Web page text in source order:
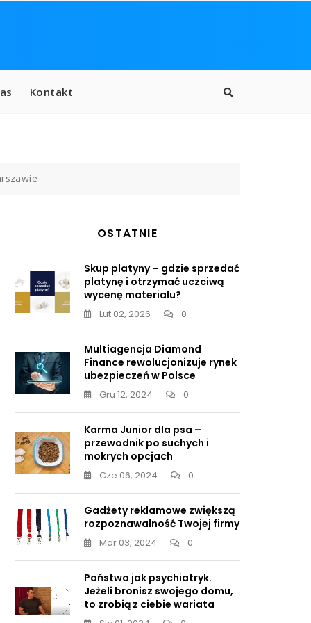
Kontakt
OSTATNIE
Skup platyny – gdzie sprzedać
platynę i otrzymać uczciwą
wycenę materiału?
Lut 02, 2026 0
Multiagencja Diamond
Finance rewolucjonizuje rynek
ubezpieczeń w Polsce
Gru 12, 2024 0
Karma Junior dla psa –
przewodnik po suchych i
mokrych opcjach
Cze 06, 2024 0
Gadżety reklamowe zwiększą
rozpoznawalność Twojej firmy
Mar 03, 2024 0
Państwo jak psychiatryk.
Jeżeli bronisz swojego domu,
to zrobią z ciebie wariata